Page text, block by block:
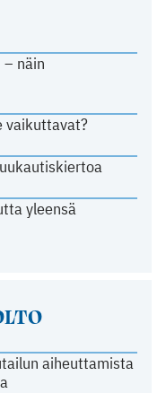
näin
vaikuttavat?
yleensä
aiheuttamista